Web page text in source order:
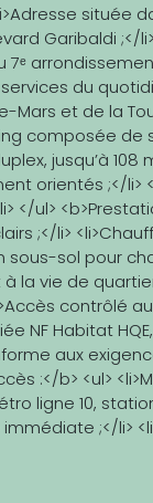
située
Garibaldi ;</
du
et de la
composée de
jusqu’à 108
orientés ;</li>
</ul>
;</li>
sous-sol pour
la vie de
contrôlé
NF Habitat
aux
:</b> <ul>
ligne 10,
;</li>